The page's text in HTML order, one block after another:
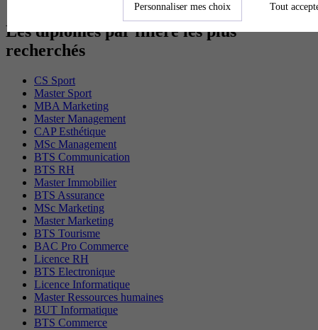
Les diplômes par filière les plus
recherchés
CS Sport
Master Sport
MBA Marketing
Master Management
CAP Esthétique
MSc Management
BTS Communication
BTS RH
Master Immobilier
BTS Assurance
MSc Marketing
Master Marketing
BTS Tourisme
BAC Pro Commerce
Licence RH
BTS Electronique
Licence Informatique
Master Ressources humaines
BUT Informatique
BTS Commerce
Personnaliser mes choix Tout